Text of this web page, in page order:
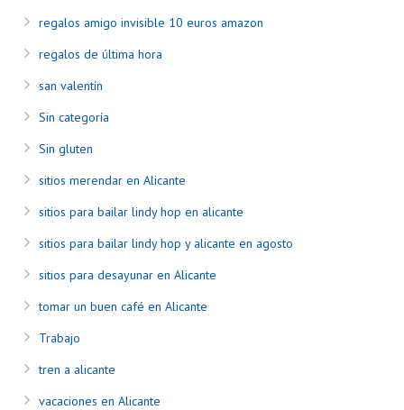
regalos amigo invisible 10 euros amazon
regalos de última hora
san valentín
Sin categoría
Sin gluten
sitios merendar en Alicante
sitios para bailar lindy hop en alicante
sitios para bailar lindy hop y alicante en agosto
sitios para desayunar en Alicante
tomar un buen café en Alicante
Trabajo
tren a alicante
vacaciones en Alicante